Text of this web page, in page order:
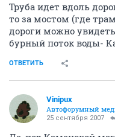
Труба идет вдоль
то за мостом (где
дороги можно
бурный поток воды-
ОТВЕТИТЬ
Vinipux
Автофорумный
25 сентября 2007